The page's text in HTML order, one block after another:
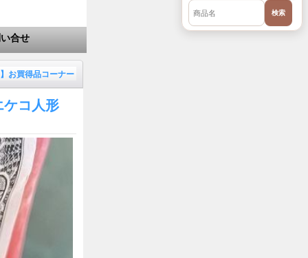
合せ
お買得品コーナー
ケコ人形
検索